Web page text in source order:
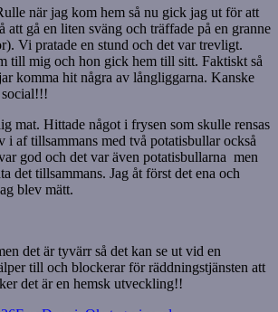
när jag kom hem så nu gick jag ut för att
att gå en liten sväng och träffade på en granne
Vi pratade en stund och det var trevligt.
till mig och hon gick hem till sitt. Faktiskt så
komma hit några av långliggarna. Kanske
mat. Hittade något i frysen som skulle rensas
i af tillsammans med två potatisbullar också
god och det var även potatisbullarna men
det tillsammans. Jag åt först det ena och
blev mätt.
det är tyvärr så det kan se ut vid en
till och blockerar för räddningstjänsten att
det är en hemsk utveckling!!